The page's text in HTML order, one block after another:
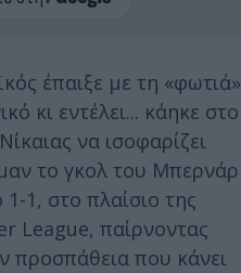
έπαιξε με τη «φωτιά»
κι εντέλει... κάηκε στο
να ισοφαρίζει
το γκολ του Μπερνάρ
1, στο πλαίσιο της
League, παίρνοντας
προσπάθεια που κάνει